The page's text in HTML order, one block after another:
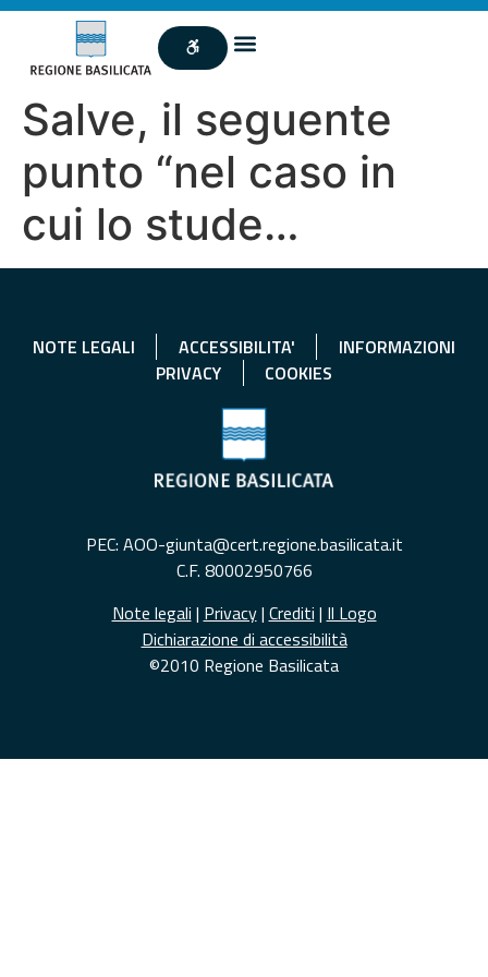
Salve, il seguente
punto “nel caso in
cui lo stude…
NOTE LEGALI ACCESSIBILITA'
INFORMAZIONI
PRIVACY
COOKIES
PEC: AOO-giunta@cert.regione.basilicata.it
C.F. 80002950766
Note legali | Privacy| Crediti | Il Logo
Dichiarazione di accessibilità
©2010 Regione Basilicata